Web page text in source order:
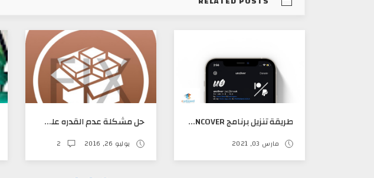
طريقة تنزيل برنامج ‪UNC0VER‬ وعمل جيلبريك ل IOS 14XX عن طريق سفاري مباشره دون استخدام الكمبيوتر
مارس 03, 2021
حل مشكلة عدم القدره على دخول السيديا بعد جيلبريك IOS 9.3.3
يوليو 26, 2016 2